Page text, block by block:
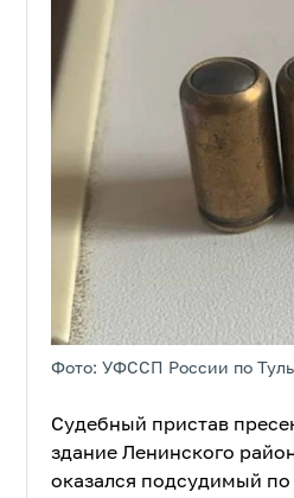
Фото: УФССП России по
Судебный пристав
здание Ленинского
оказался подсудимый